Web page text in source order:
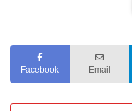
Facebook Email